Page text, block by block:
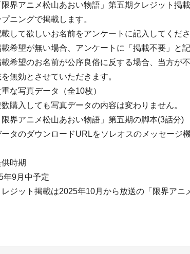
限界アニメ松山あおい物語」第五期クレジット掲載
ニングで掲載します。
して欲しいお名前をアンケートに記入してくだ
希望が無い場合、アンケートに「掲載不要」と記
希望のお名前が公序良俗に反する場合、当方が
無効とさせていただきます。
重な写真データ（全10枚）
購入しても写真データの内容は変わりません。
限界アニメ松山あおい物語」第五期の脚本(3話分)
ータのダウンロードURLをソレオスのメッセージ
供時期
年9月中予定
ジット掲載は2025年10月から放送の「限界アニ